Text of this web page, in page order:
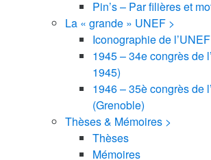
Pin’s – Par filières et
La « grande » UNEF >
Iconographie de l’UNEF
1945 – 34e congrès de
1945)
1946 – 35è congrès de
(Grenoble)
Thèses & Mémoires >
Thèses
Mémoires